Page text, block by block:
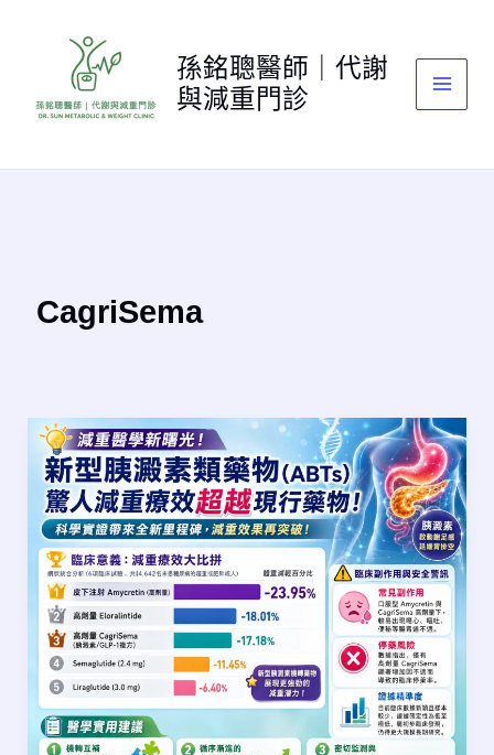
孫銘聰醫師｜代謝
與減重門診
CagriSema